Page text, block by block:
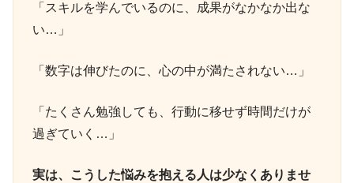
「スキルを学んでいるのに、成果がなかなか出な
い…」
「数字は伸びたのに、心の中が満たされない…」
「たくさん勉強しても、行動に移せず時間だけが
過ぎていく…」
実は、こうした悩みを抱える人は少なくありませ